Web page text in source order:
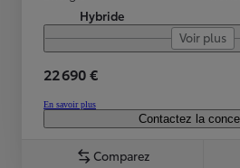
Hybride
Voir plus
22 690 €
En savoir plus
Contactez la
Comparez